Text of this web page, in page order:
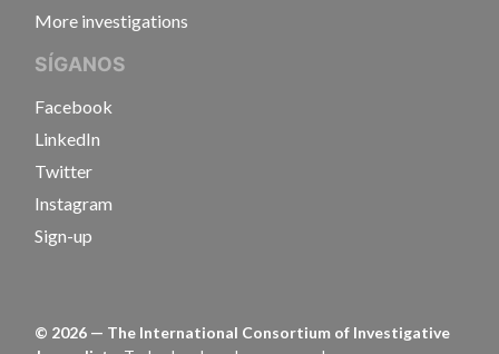
More investigations
SÍGANOS
Facebook
LinkedIn
Twitter
Instagram
Sign-up
© 2026 — The International Consortium of Investigative